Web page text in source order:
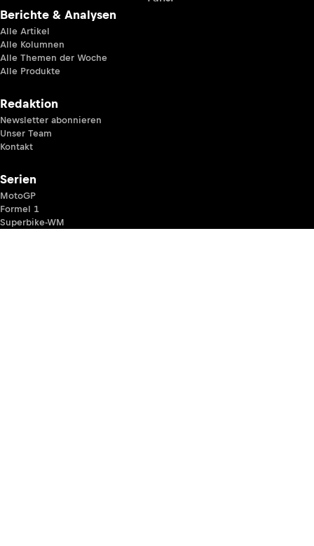
Berichte & Analysen
Alle Artikel
Alle Kolumnen
Alle Themen der Woche
Alle Produkte
Redaktion
Newsletter abonnieren
Unser Team
Kontakt
Serien
MotoGP
Formel 1
Superbike-WM